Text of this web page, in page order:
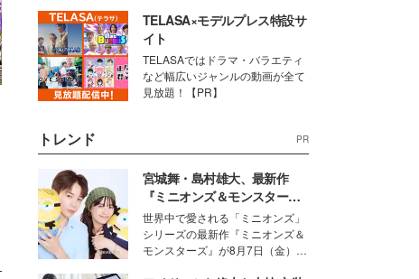
TELASA×モデルプレス特設サ
イト
TELASAではドラマ・バラエティ
など幅広いジャンルの動画が全て
見放題！【PR】
トレンド PR
宮城舞・島村雄大、最新作
『ミニオンズ＆モンスター
ズ』の魅力熱弁 ハチャメチャ
だけじゃない“友情と絆”に感
動
世界中で愛される「ミニオンズ」
シリーズの最新作『ミニオンズ＆
モンスターズ』が8月7日（金）に